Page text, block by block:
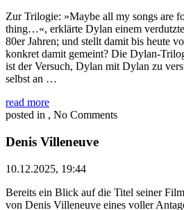
Zur Trilogie: »Maybe all my songs are
thing…«, erklärte Dylan einem
80er Jahren; und stellt damit bis heute
konkret damit gemeint? Die Dylan-
ist der Versuch, Dylan mit Dylan zu
selbst an …
read more
posted in , No Comments
Denis Villeneuve
10.12.2025, 19:44
Bereits ein Blick auf die Titel seiner
von Denis Villeneuve eines voller